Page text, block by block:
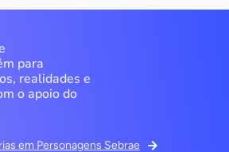
para
realidades e
o apoio do
em Personagens Sebrae